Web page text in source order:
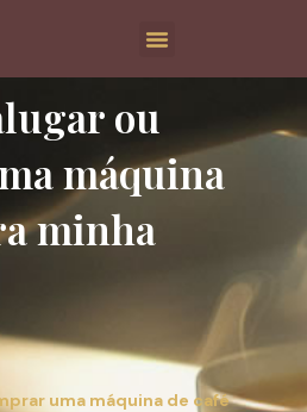
ou
máquina
minha
uma máquina de café